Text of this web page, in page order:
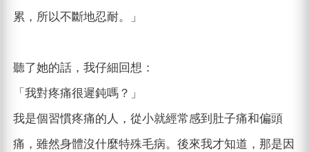
累，所以不斷地忍耐。」
聽了她的話，我仔細回想：
「我對疼痛很遲鈍嗎？」
我是個習慣疼痛的人，從小就經常感到肚子痛和偏頭
痛，雖然身體沒什麼特殊毛病。後來我才知道，那是因